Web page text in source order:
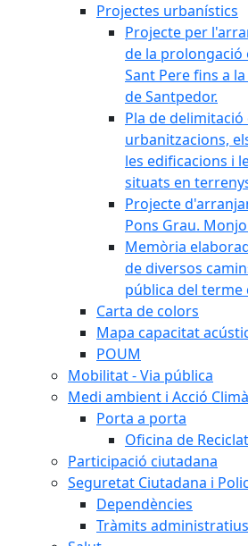
Projectes urbanístics
Projecte per
de la prolongació
Sant Pere fins a
de Santpedor.
Pla de delimitació
urbanitzacions,
les edificacions i
situats en
Projecte
Pons Grau.
Memòria
de diversos
pública del terme
Carta de colors
Mapa capacitat
POUM
Mobilitat - Via pública
Medi ambient i Acció
Porta a porta
Oficina de
Participació ciutadana
Seguretat Ciutadana i
Dependències
Tràmits administratius